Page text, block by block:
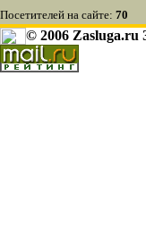
Посетителей на сайте: 70
© 2006 Zasluga.ru